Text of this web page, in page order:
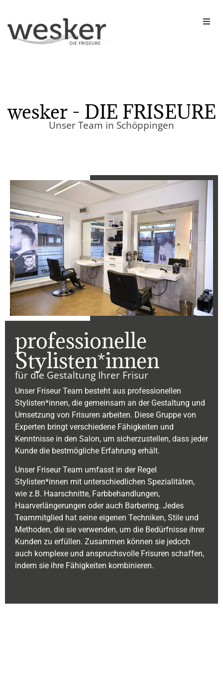
Jobs
wesker - DIE FRISEURE
Unser Team in Schöppingen
professionelle
Stylisten*innen
für die Gestaltung Ihrer Frisur
Unser Friseur Team besteht aus professionellen
Stylisten*innen, die gemeinsam an der Gestaltung und
Umsetzung von Frisuren arbeiten. Diese Gruppe von
Experten bringt verschiedene Fähigkeiten und
Kenntnisse in den Salon, um sicherzustellen, dass jeder
Kunde die bestmögliche Erfahrung erhält.
Unser Friseur Team umfasst in der Regel
Stylisten*innen mit unterschiedlichen Spezialitäten,
wie z.B. Haarschnitte, Farbbehandlungen,
Haarverlängerungen oder auch Barbering. Jedes
Teammitglied hat seine eigenen Techniken, Stile und
Methoden, die sie verwenden, um die Bedürfnisse ihrer
Kunden zu erfüllen. Zusammen können sie jedoch
auch komplexe und anspruchsvolle Frisuren schaffen,
indem sie ihre Fähigkeiten kombinieren.